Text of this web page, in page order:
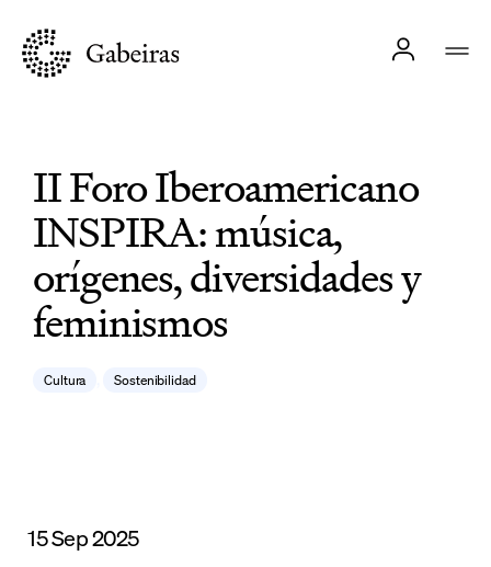
II Foro Iberoamericano
INSPIRA: música,
orígenes, diversidades y
feminismos
Cultura Sostenibilidad
15 Sep 2025